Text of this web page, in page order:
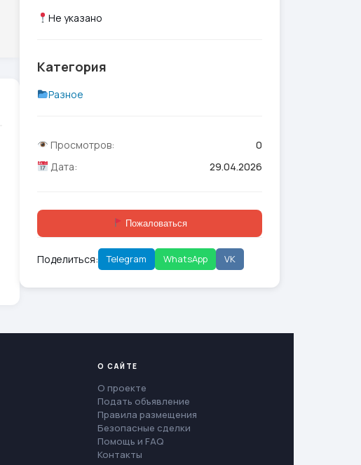
Не указано
Категория
Разное
Просмотров:
0
Дата:
29.04.2026
Пожаловаться
Поделиться: Telegram WhatsApp VK
О САЙТЕ
О проекте
Подать объявление
Правила размещения
Безопасные сделки
Помощь и FAQ
Контакты